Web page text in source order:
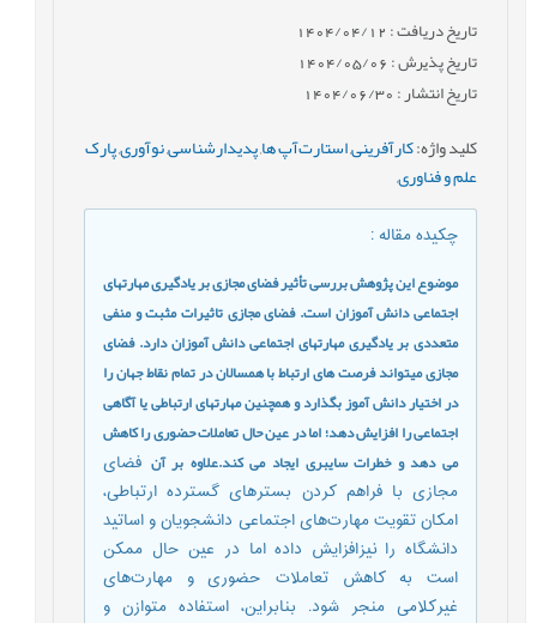
تاریخ دریافت : 1404/04/12
تاریخ پذیرش : 1404/05/06
تاریخ انتشار : 1404/06/30
کلید واژه:کارآفرینی,استارت‌آپ ها,پدیدارشناسی,نوآوری,پارک
علم و فناوری,
چکیده مقاله:
موضوع این پژوهش بررسی تأثیر فضای مجازی بر یادگیری مهارت­های
اجتماعی دانش ­آموزان است. فضای مجازی تاثیرات مثبت و منفی
متعددی بر یادگیری مهارت­های اجتماعی دانش ­آموزان دارد. فضای
مجازی می­تواند فرصت­ های ارتباط با همسالان در تمام نقاط جهان را
در اختیار دانش ­آموز بگذارد و همچنین مهارت­های ارتباطی یا آگاهی
اجتماعی را افزایش دهد؛ اما در عین حال تعاملات حضوری را کاهش
می­ دهد و خطرات سایبری ایجاد می­ کند.علاوه بر آنفضای
مجازی با فراهم کردن بسترهای گسترده ارتباطی،
امکان تقویت مهارت‌های اجتماعی دانشجویان و اساتید
دانشگاه را نیزافزایش داده اما در عین حال ممکن
است به کاهش تعاملات حضوری و مهارت‌های
غیرکلامی منجر شود. بنابراین، استفاده متوازن و